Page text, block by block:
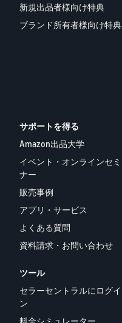
新規出品者様向け特典
ブランド所有者様向け特典
サポートを得る
Amazon出品大学
イベント・オンラインセミ
ナー
販売事例
アプリ・サービス
よくある質問
資料請求・お問い合わせ
ツール
セラーセントラルにログイ
ン
料金シミュレーター